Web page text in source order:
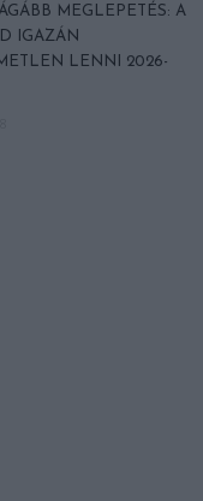
MEGLEPETÉS: A
IGAZÁN
LENNI 2026-